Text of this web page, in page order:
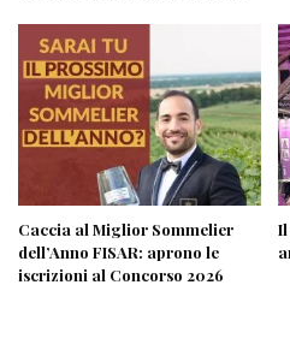
Caccia al Miglior Sommelier
dell’Anno FISAR: aprono le
iscrizioni al Concorso 2026
Il